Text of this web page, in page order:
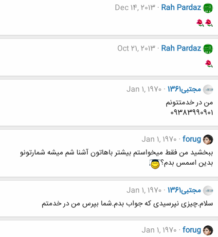
Rah Pardaz
Dec 14, 2013
Rah Pardaz
Oct 21, 2013
مجتبی1361
Jan 1, 1970
من در خدمتتونم
09383990901
forug
Jan 1, 1970
ببخشید من فقط میخواستم بیشتر باهاتون آشنا شم میشه شمارتونو
بدین اسمس بدم؟
مجتبی1361
Jan 1, 1970
سلام.چیزی نپرسیدی که جواب بدم.شما بپرس من در خدمتم
forug
Jan 1, 1970